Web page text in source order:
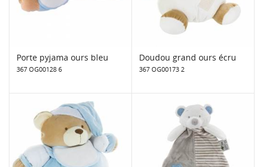
Porte pyjama ours bleu
367 OG00128 6
Doudou grand ours écru
367 OG00173 2